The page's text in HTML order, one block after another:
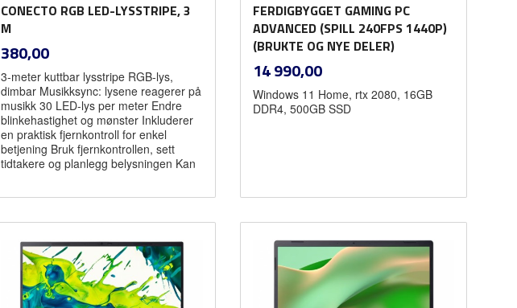
CONECTO RGB LED-LYSSTRIPE, 3
M
Pris
380,00mva.
3-meter kuttbar lysstripe RGB-lys,
dimbar Musikksync: lysene reagerer på
musikk 30 LED-lys per meter Endre
blinkehastighet og mønster Inkluderer
en praktisk fjernkontroll for enkel
betjening Bruk fjernkontrollen, sett
tidtakere og planlegg belysningen Kan
FERDIGBYGGET GAMING PC
ADVANCED (SPILL 240FPS 1440P)
(BRUKTE OG NYE DELER)
Pris
14 990,00mva.
Kjøp
Windows 11 Home, rtx 2080, 16GB
DDR4, 500GB SSD